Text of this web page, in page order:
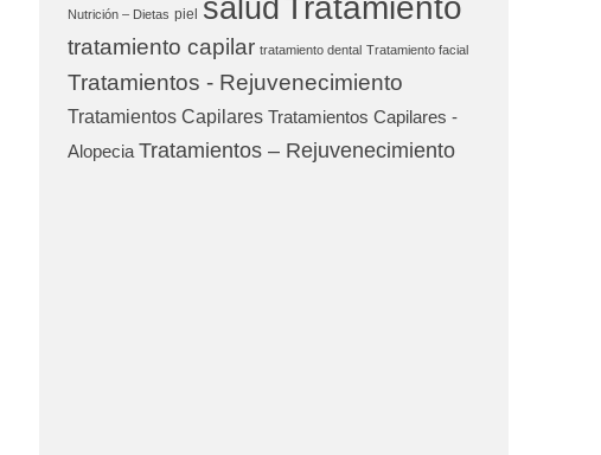
Nutrición – Dietas piel salud Tratamiento
tratamiento capilar tratamiento dental Tratamiento facial
Tratamientos - Rejuvenecimiento
Tratamientos Capilares Tratamientos Capilares -
Alopecia Tratamientos – Rejuvenecimiento